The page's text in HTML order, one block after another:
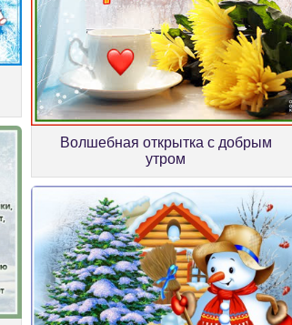
Волшебная открытка с добрым
утром